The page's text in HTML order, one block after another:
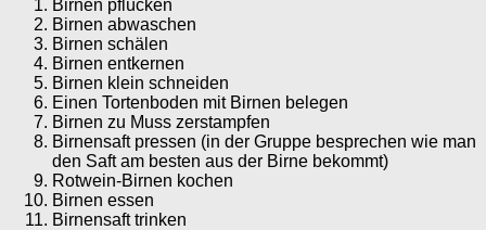
Birnen pflücken
Birnen abwaschen
Birnen schälen
Birnen entkernen
Birnen klein schneiden
Einen Tortenboden mit Birnen belegen
Birnen zu Muss zerstampfen
Birnensaft pressen (in der Gruppe besprechen wie man
den Saft am besten aus der Birne bekommt)
Rotwein-Birnen kochen
Birnen essen
Birnensaft trinken